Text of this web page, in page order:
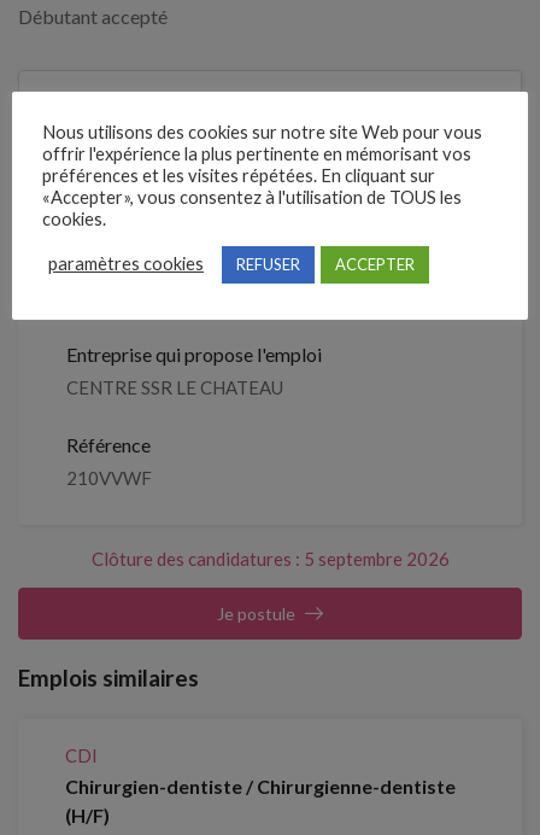
Débutant accepté
Clôture des candidatures : 5
septembre 2026
Je postule
Détails de l’offre
Entreprise qui propose l'emploi
CENTRE SSR LE CHATEAU
Référence
210VVWF
Clôture des candidatures : 5 septembre 2026
Je postule
Emplois similaires
CDI
Chirurgien-dentiste / Chirurgienne-dentiste
(H/F)
Nous utilisons des cookies sur notre site Web pour vous
offrir l'expérience la plus pertinente en mémorisant vos
préférences et les visites répétées. En cliquant sur
«Accepter», vous consentez à l'utilisation de TOUS les
cookies.
paramètres cookies REFUSER ACCEPTER